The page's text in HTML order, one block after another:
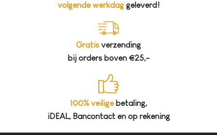
volgende werkdaggeleverd!
Gratis verzending
bij orders boven €25,-
100% veiligebetaling,
iDEAL, Bancontact en op rekening